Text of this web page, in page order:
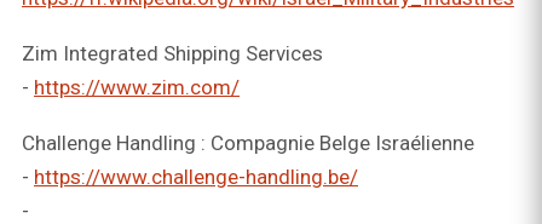
Zim Integrated Shipping Services
- https://www.zim.com/
Challenge Handling : Compagnie Belge Israélienne
- https://www.challenge-handling.be/
-